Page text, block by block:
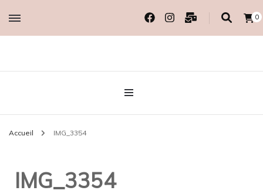
0
MADAME COTON
BIO
Accueil IMG_3354
IMG_3354